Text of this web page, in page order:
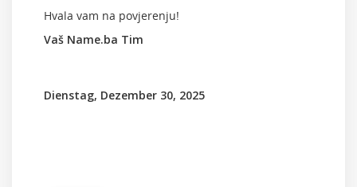
Hvala vam na povjerenju!
Vaš Name.ba Tim
Dienstag, Dezember 30, 2025